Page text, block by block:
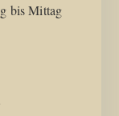
bis Mittag